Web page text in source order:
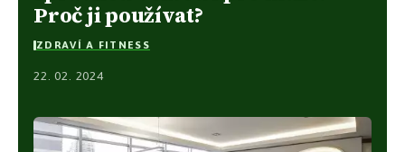
Proč ji používat?
ZDRAVÍ A FITNESS
22. 02. 2024